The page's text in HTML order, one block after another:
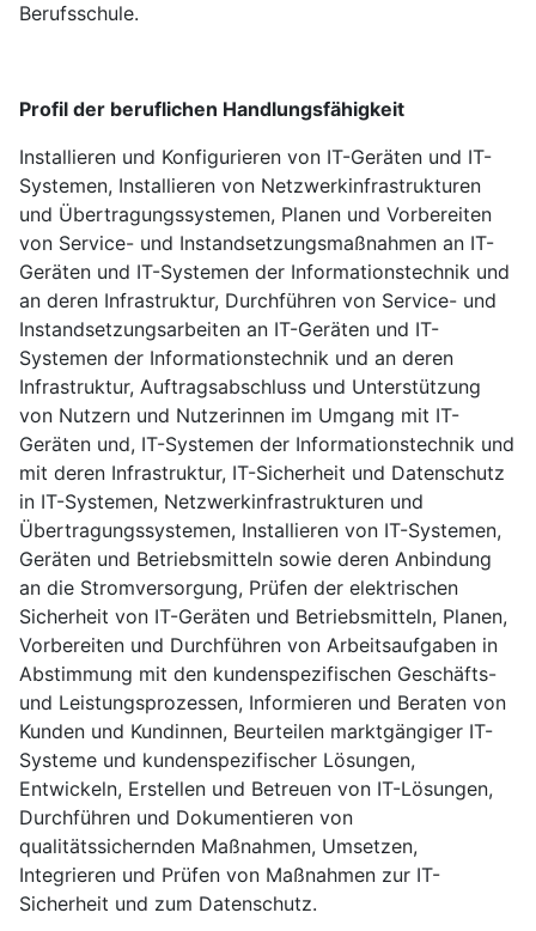
Berufsschule.
Profil der beruflichen Handlungsfähigkeit
Installieren und Konfigurieren von IT-Geräten und IT-
Systemen, Installieren von Netzwerkinfrastrukturen
und Übertragungssystemen, Planen und Vorbereiten
von Service- und Instandsetzungsmaßnahmen an IT-
Geräten und IT-Systemen der Informationstechnik und
an deren Infrastruktur, Durchführen von Service- und
Instandsetzungsarbeiten an IT-Geräten und IT-
Systemen der Informationstechnik und an deren
Infrastruktur, Auftragsabschluss und Unterstützung
von Nutzern und Nutzerinnen im Umgang mit IT-
Geräten und, IT-Systemen der Informationstechnik und
mit deren Infrastruktur, IT-Sicherheit und Datenschutz
in IT-Systemen, Netzwerkinfrastrukturen und
Übertragungssystemen, Installieren von IT-Systemen,
Geräten und Betriebsmitteln sowie deren Anbindung
an die Stromversorgung, Prüfen der elektrischen
Sicherheit von IT-Geräten und Betriebsmitteln, Planen,
Vorbereiten und Durchführen von Arbeitsaufgaben in
Abstimmung mit den kundenspezifischen Geschäfts-
und Leistungsprozessen, Informieren und Beraten von
Kunden und Kundinnen, Beurteilen marktgängiger IT-
Systeme und kundenspezifischer Lösungen,
Entwickeln, Erstellen und Betreuen von IT-Lösungen,
Durchführen und Dokumentieren von
qualitätssichernden Maßnahmen, Umsetzen,
Integrieren und Prüfen von Maßnahmen zur IT-
Sicherheit und zum Datenschutz.